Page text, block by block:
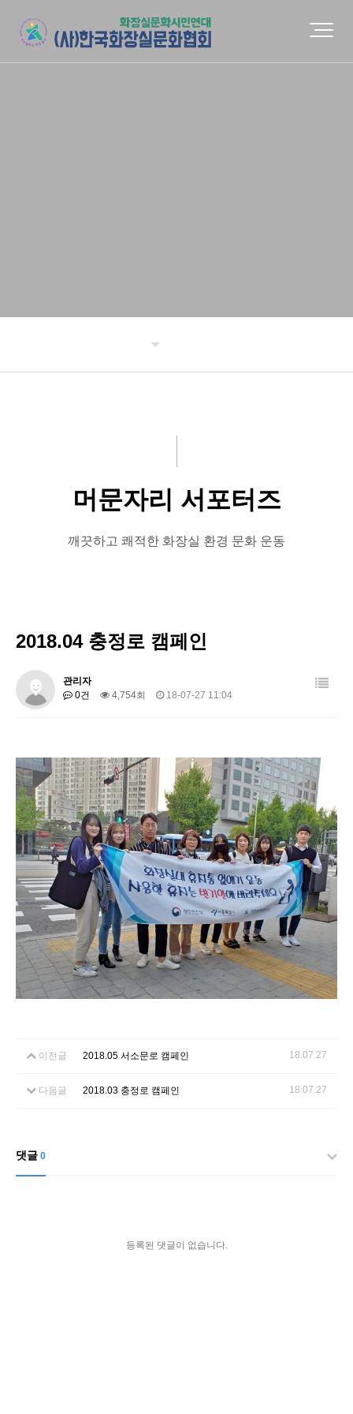
머문자리 서포터즈
깨끗하고 쾌적한 화장실 환경 문화 운동
2018.04 충정로 캠페인
관리자
0건
4,754회 18-07-27 11:04
이전글 2018.05 서소문로 캠페인 18.07.27
다음글 2018.03 충정로 캠페인 18.07.27
댓글 0
등록된 댓글이 없습니다.